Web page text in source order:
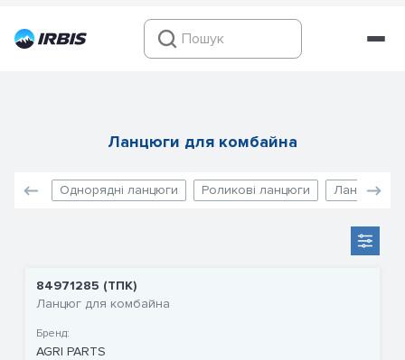
Ланцюги для комбайна
Однорядні ланцюги Роликові ланцюги Ланцюги
84971285 (ТПК)
Ланцюг для комбайна
Бренд:
AGRI PARTS